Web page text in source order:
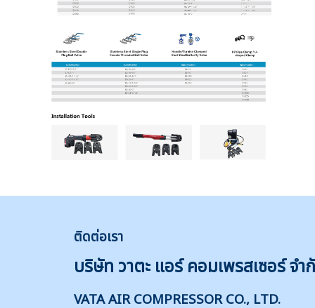
ติดต่อเรา
บริษัท วาตะ แอร์ คอมเพรสเซอร์ จำ
VATA AIR COMPRESSOR CO., LTD.